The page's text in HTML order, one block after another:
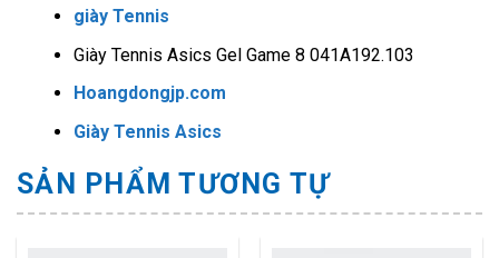
giày Tennis
Giày Tennis Asics Gel Game 8 041A192.103
Hoangdongjp.com
Giày Tennis Asics
SẢN PHẨM TƯƠNG TỰ